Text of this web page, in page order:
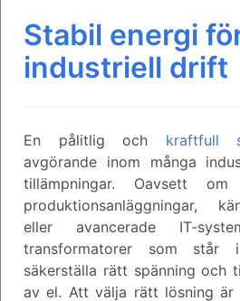
Stabil energi
industriell drift
En pålitlig och kraftfull
avgörande inom många
tillämpningar. Oavsett
produktionsanläggningar,
eller avancerade IT-
transformatorer som
säkerställa rätt spänning och
av el. Att välja rätt lösning är